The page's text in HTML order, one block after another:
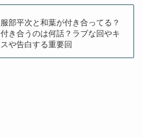
服部平次と和葉が付き合ってる？
付き合うのは何話？ラブな回やキ
スや告白する重要回